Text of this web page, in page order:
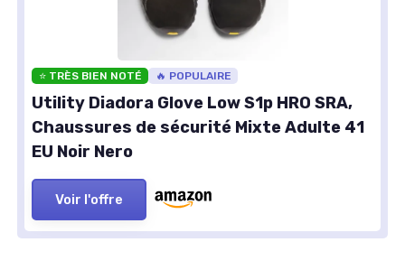
⭐ TRÈS BIEN NOTÉ 🔥 POPULAIRE
Utility Diadora Glove Low S1p HRO SRA,
Chaussures de sécurité Mixte Adulte 41
EU Noir Nero
Voir l'offre